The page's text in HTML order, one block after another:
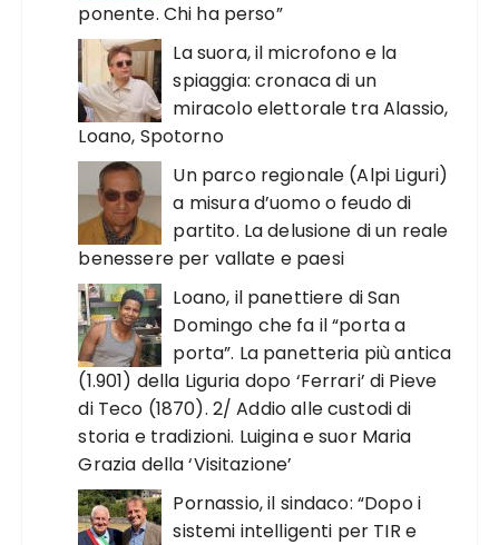
ponente. Chi ha perso”
La suora, il microfono e la
spiaggia: cronaca di un
miracolo elettorale tra Alassio,
Loano, Spotorno
Un parco regionale (Alpi Liguri)
a misura d’uomo o feudo di
partito. La delusione di un reale
benessere per vallate e paesi
Loano, il panettiere di San
Domingo che fa il “porta a
porta”. La panetteria più antica
(1.901) della Liguria dopo ‘Ferrari’ di Pieve
di Teco (1870). 2/ Addio alle custodi di
storia e tradizioni. Luigina e suor Maria
Grazia della ‘Visitazione’
Pornassio, il sindaco: “Dopo i
sistemi intelligenti per TIR e